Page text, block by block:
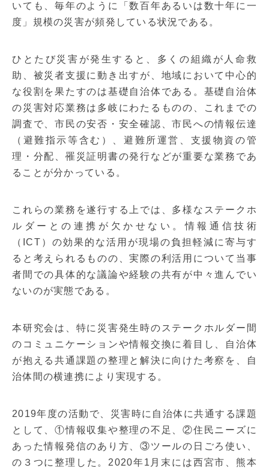
いても、毎年のように「数百年あるいは数十年に一
度」規模の災害が頻発している状況である。
ひとたび災害が発生すると、多くの組織が人命救
助、被災者支援に動き出すが、地域において中心的
な役割を果たすのは基礎自治体である。基礎自治体
の災害対応業務は多岐にわたるものの、これまでの
調査で、市民の安否・安全確認、市民への情報伝達
（避難指示等含む）、避難所運営、支援物資の管
理・分配、罹災証明書の発行などが重要な業務であ
ることが分かっている。
これらの業務を遂行する上では、多様なステークホ
ルダーとの連携が欠かせない。情報通信技術
（ICT）の効果的な活用が現場の負担軽減に寄与す
ると考えられるものの、実際の利活用について当事
者間での具体的な議論や経験の共有が中々進んでい
ないのが実態である。
本研究会は、特に災害発生時のステークホルダー間
のコミュニケーションや情報交換に着目し、自治体
が抱える共通課題の整理と解決に向けた考察を、自
治体間の横連携により実現する。
2019年度の活動で、災害時に自治体に共通する課題
として、①情報収集や整理の不足、②住民ニーズに
あった情報発信のあり方、③ツールの日ごろ使い、
の３つに整理した。2020年1月末には西宮市、熊本